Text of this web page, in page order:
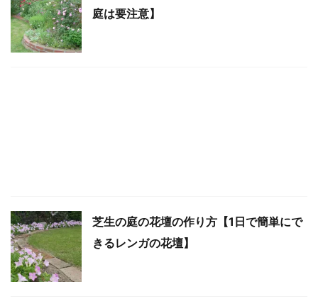
庭は要注意】
芝生の庭の花壇の作り方【1日で簡単にで
きるレンガの花壇】